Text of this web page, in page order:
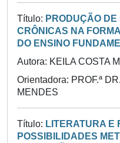
Título: PRODUÇÃO
CRÔNICAS NA
DO ENSINO
Autora: KEILA COSTA
Orientadora: PROF.ª
MENDES
Título: LITERATURA E
POSSIBILIDADES